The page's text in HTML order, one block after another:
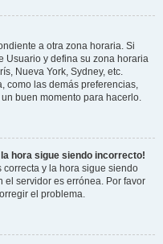
a otra zona horaria. Si
Usuario y defina su zona horaria
Nueva York, Sydney, etc.
como las demás preferencias,
buen momento para hacerlo.
hora sigue siendo incorrecto!
y la hora sigue siendo
el servidor es errónea. Por favor
el problema.